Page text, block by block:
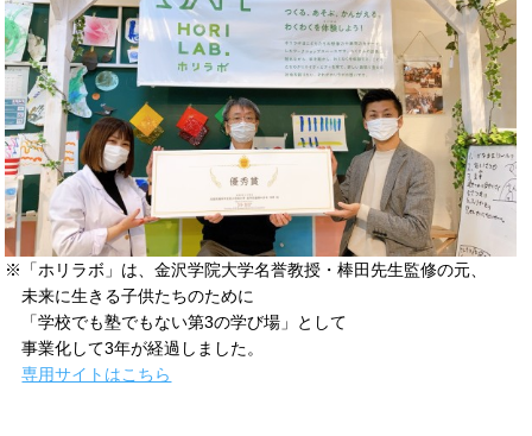
※「ホリラボ」は、金沢学院大学名誉教授・棒田先生監修の元、
未来に生きる子供たちのために
「学校でも塾でもない第3の学び場」として
事業化して3年が経過しました。
専用サイトはこちら